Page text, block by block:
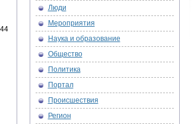
Люди
Мероприятия
Наука и образование
Общество
Политика
Портал
Происшествия
Регион